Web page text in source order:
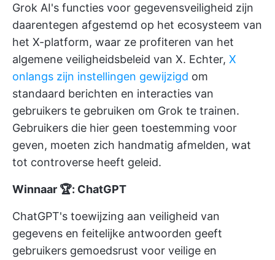
Grok AI's functies voor gegevensveiligheid zijn
daarentegen afgestemd op het ecosysteem van
het X-platform, waar ze profiteren van het
algemene veiligheidsbeleid van X. Echter, X
onlangs zijn instellingen gewijzigd om
standaard berichten en interacties van
gebruikers te gebruiken om Grok te trainen.
Gebruikers die hier geen toestemming voor
geven, moeten zich handmatig afmelden, wat
tot controverse heeft geleid.
Winnaar 🏆: ChatGPT
ChatGPT's toewijzing aan veiligheid van
gegevens en feitelijke antwoorden geeft
gebruikers gemoedsrust voor veilige en